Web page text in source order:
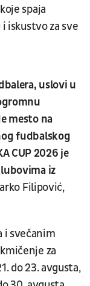
spaja
iskustvo za sve
uslovi u
mesto na
fudbalskog
CUP 2026 je
iz
Filipović,
i svečanim
za
do 23. avgusta,